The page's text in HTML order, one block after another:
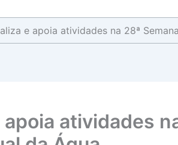
e apoia atividades na 28ª
atividades